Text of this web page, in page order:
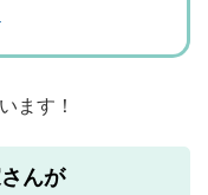
ます！
んが